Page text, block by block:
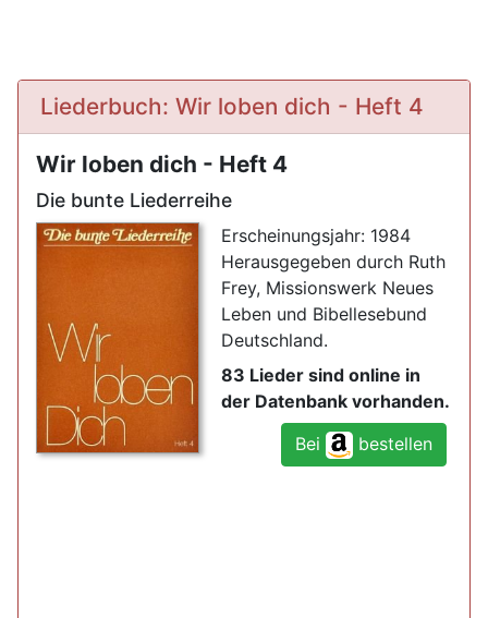
Liederbuch: Wir loben dich - Heft 4
Wir loben dich - Heft 4
Die bunte Liederreihe
Erscheinungsjahr: 1984
Herausgegeben durch Ruth
Frey, Missionswerk Neues
Leben und Bibellesebund
Deutschland.
83 Lieder sind online in
der Datenbank vorhanden.
Bei
bestellen